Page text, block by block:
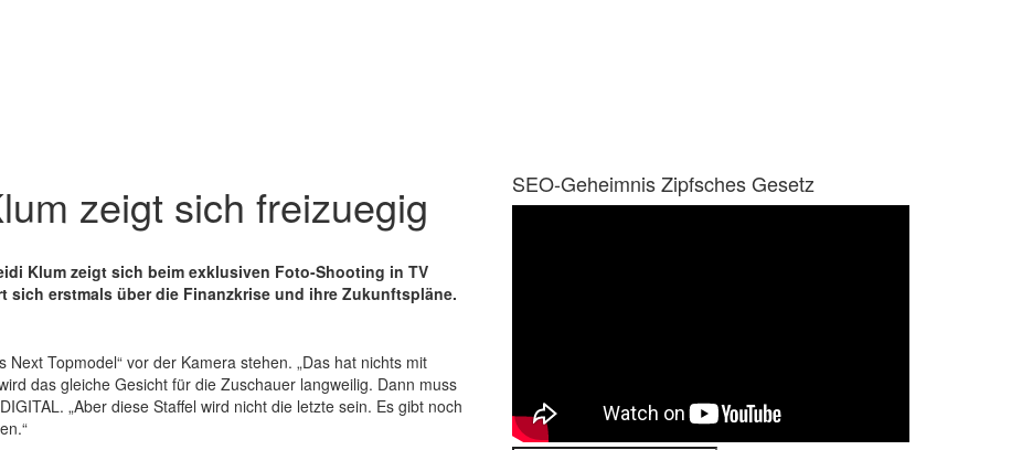
zeigt sich freizuegig
Klum zeigt sich beim exklusiven Foto-Shooting in TV
sich erstmals über die Finanzkrise und ihre Zukunftspläne.
Next Topmodel“ vor der Kamera stehen. „Das hat nichts mit
das gleiche Gesicht für die Zuschauer langweilig. Dann muss
„Aber diese Staffel wird nicht die letzte sein. Es gibt noch
SEO-Geheimnis Zipfsches Gesetz